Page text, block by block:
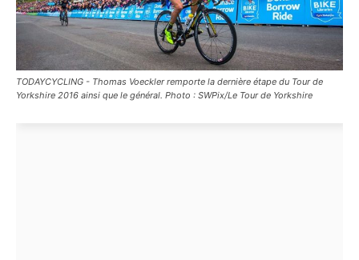
TODAYCYCLING - Thomas Voeckler remporte la dernière étape du Tour de
Yorkshire 2016 ainsi que le général. Photo : SWPix/Le Tour de Yorkshire